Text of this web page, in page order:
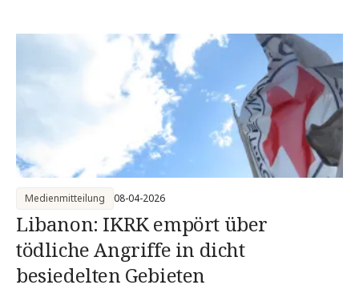
Libanon: IKRK empört über
tödliche Angriffe in dicht
besiedelten Gebieten
Medienmitteilung 08-04-2026